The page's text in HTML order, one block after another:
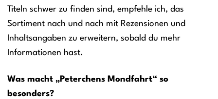
Titeln schwer zu finden sind, empfehle ich, das
Sortiment nach und nach mit Rezensionen und
Inhaltsangaben zu erweitern, sobald du mehr
Informationen hast.
Was macht „Peterchens Mondfahrt“ so
besonders?